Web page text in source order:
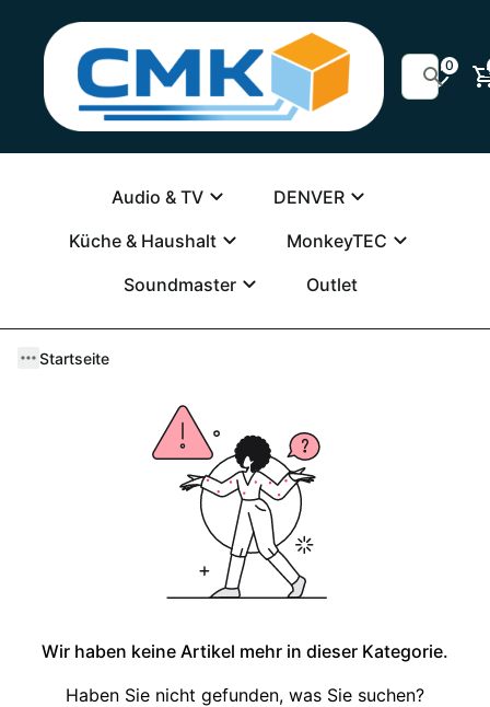
0
Audio & TV
DENVER
Küche & Haushalt
MonkeyTEC
Soundmaster
Outlet
Startseite
Wir haben keine Artikel mehr in dieser Kategorie.
Haben Sie nicht gefunden, was Sie suchen?